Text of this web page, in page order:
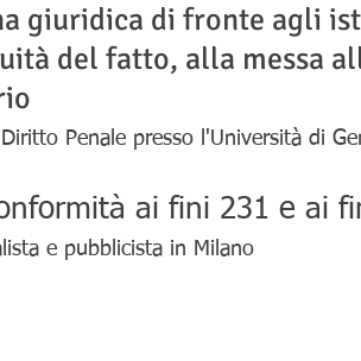
giuridica di fronte agli
del fatto, alla messa
Penale presso l'Università di
ai fini 231 e ai
e pubblicista in Milano